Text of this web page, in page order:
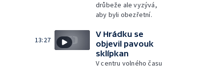
drůbeže ale vyzývá,
aby byli obezřetní.
13:27
V Hrádku se
objevil pavouk
sklípkan
V centru volného času